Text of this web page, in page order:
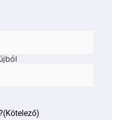
(Kötelező)